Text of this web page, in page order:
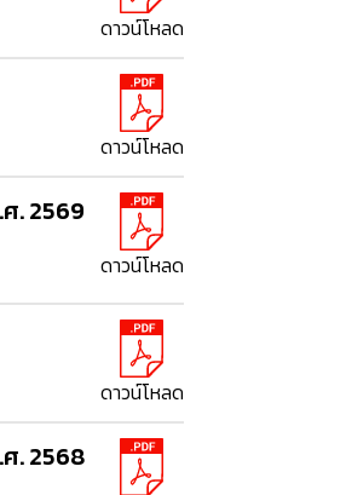
ดาวน์โหลด
ดาวน์โหลด
. 2569
ดาวน์โหลด
ดาวน์โหลด
. 2568